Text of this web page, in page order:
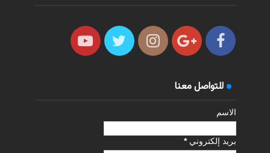
للتواصل معنا
الاسم
بريد إلكتروني*